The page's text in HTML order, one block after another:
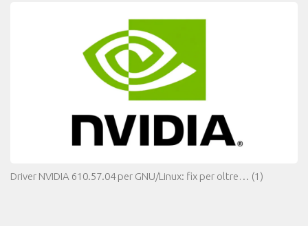
Driver NVIDIA 610.57.04 per GNU/Linux: fix per oltre… (1)